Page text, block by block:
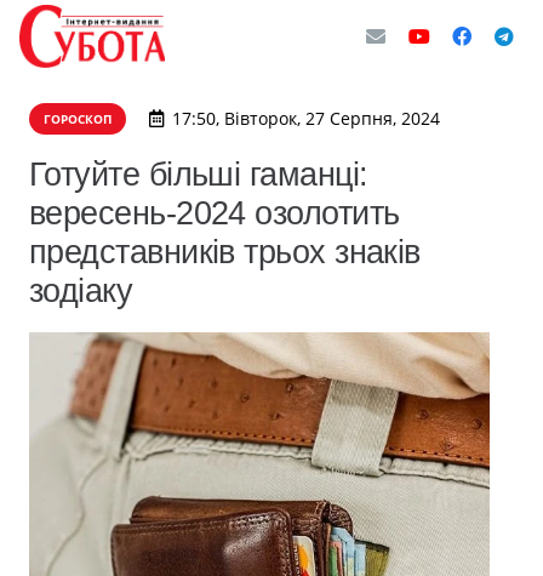
ГОРОСКОП 17:50, Вівторок, 27 Серпня, 2024
Готуйте більші гаманці:
вересень-2024 озолотить
представників трьох знаків
зодіаку